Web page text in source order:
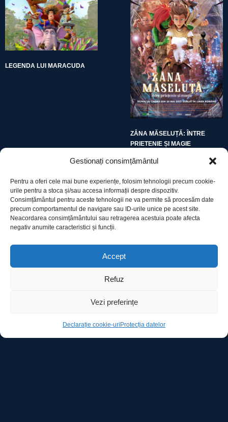
Gestionați consimțământul
Pentru a oferi cele mai bune experiențe, folosim tehnologii precum cookie-
urile pentru a stoca și/sau accesa informații despre dispozitiv.
Consimțământul pentru aceste tehnologii ne va permite să procesăm date
precum comportamentul de navigare sau ID-urile unice pe acest site.
Neacordarea consimțământului sau retragerea acestuia poate afecta
negativ anumite caracteristici și funcții.
Accept
Refuz
Vezi preferințe
Declarație cookie-uri Protecția datelor
LEGENDA LUI MARACUDA
ZÂNA MĂSELUȚĂ: ÎNTRE
PRIETENIE ȘI MAGIE
Utile
Declarație cookie-uri
Contact
Ro Image SRL
Strada Mihai Eminescu, nr. 142, et.7, ap. 23,